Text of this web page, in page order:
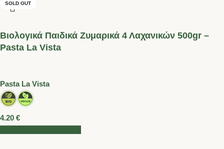
Βιολογικά Παιδικά Ζυμαρικά 4 Λαχανικών 500gr –
Pasta La Vista
Pasta La Vista
4.20 €
SOLD OUT